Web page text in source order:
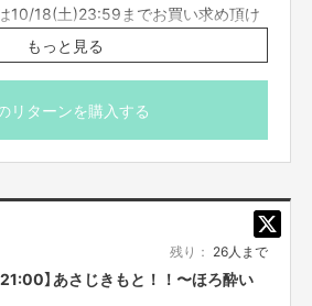
10/18(土)23:59までお買い求め頂け
場合がありますので予めご了承くだ
合の返金は致しかねます。
末尾に記載されている【ご支援にあた
もっと見る
リターンを購入する
残り： 26人まで
】あさじきもと！！〜ほろ酔い